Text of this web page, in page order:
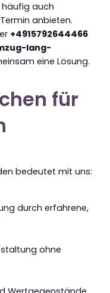
häufig auch
anbieten.
+4915792644466
lang-
eine Lösung.
für
bedeutet mit uns:
durch erfahrene,
ohne